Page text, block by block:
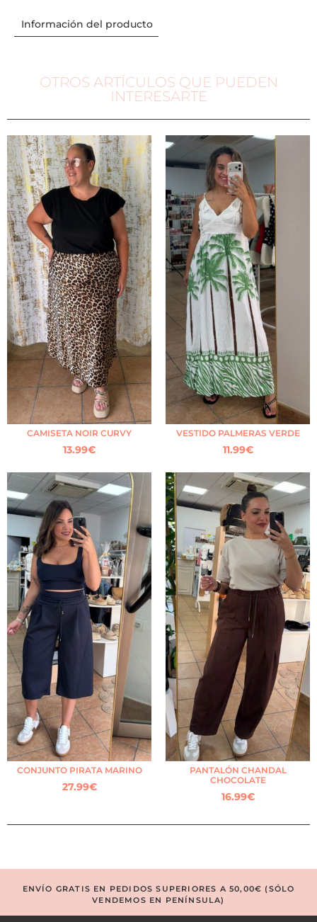
Información del producto
OTROS ARTÍCULOS QUE PUEDEN
INTERESARTE
CAMISETA NOIR CURVY
13.99€
VESTIDO PALMERAS VERDE
11.99€
CONJUNTO PIRATA MARINO
27.99€
PANTALÓN CHANDAL
CHOCOLATE
16.99€
ENVÍO GRATIS EN PEDIDOS SUPERIORES A 50,00€ (SÓLO
VENDEMOS EN PENÍNSULA)